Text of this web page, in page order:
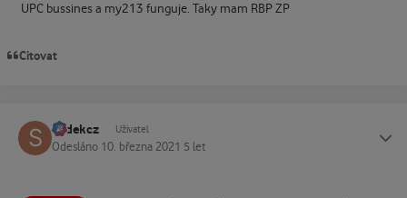
UPC bussines a my213 funguje. Taky mam RBP ZP
Citovat
sodekcz Uživatel
Odesláno 10. března 2021 5 let